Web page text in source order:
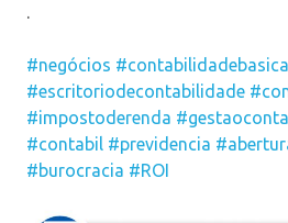
.
#negócios #contabilidadebasica
#escritoriodecontabilidade
#impostoderenda
#contabil #previdencia
#burocracia #ROI